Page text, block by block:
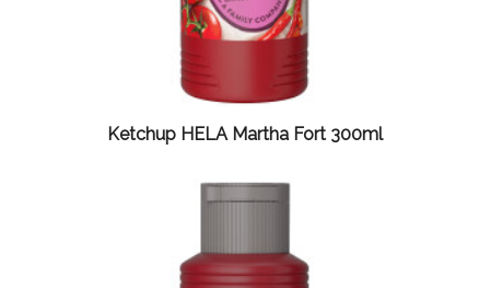
Ketchup HELA Martha Fort 300ml